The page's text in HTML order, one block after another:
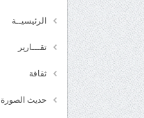
الرئيسيــة
تقـــارير
ثقافة
حديث الصورة